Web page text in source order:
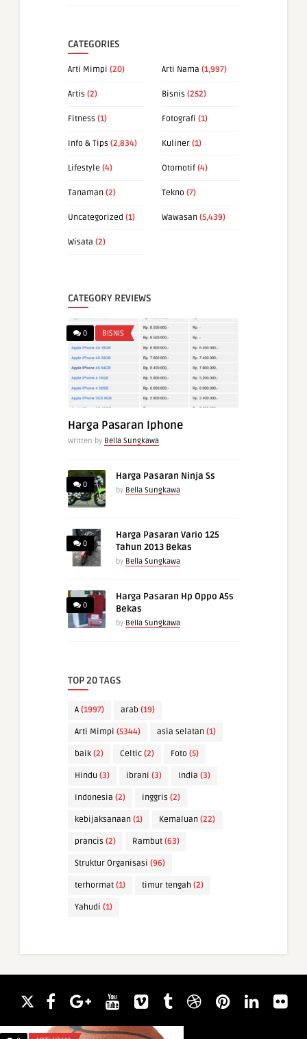
CATEGORIES
Arti Mimpi (20) Arti Nama (1,997)
Artis (2) Bisnis (252)
Fitness (1) Fotografi (1)
Info & Tips (2,834) Kuliner (1)
Lifestyle (4) Otomotif (4)
Tanaman (2) Tekno (7)
Uncategorized (1) Wawasan (5,439)
Wisata (2)
CATEGORY REVIEWS
0 BISNIS
Harga Pasaran Iphone
Written by Bella Sungkawa
0
Harga Pasaran Ninja Ss
by Bella Sungkawa
0
Harga Pasaran Vario 125
Tahun 2013 Bekas
by Bella Sungkawa
0
Harga Pasaran Hp Oppo A5s
Bekas
by Bella Sungkawa
TOP 20 TAGS
A (1997) arab (19)
Arti Mimpi (5344) asia selatan (1)
baik (2) Celtic (2) Foto (5)
Hindu (3) ibrani (3) India (3)
Indonesia (2) inggris (2)
kebijaksanaan (1) Kemaluan (22)
prancis (2) Rambut (63)
Struktur Organisasi (96)
terhormat (1) timur tengah (2)
Yahudi (1)